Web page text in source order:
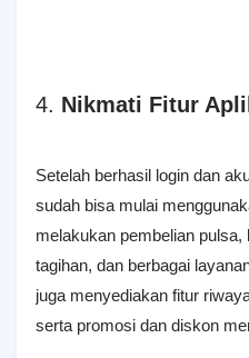
4. Nikmati Fitur
Setelah berhasil login dan
sudah bisa mulai
melakukan pembelian
tagihan, dan berbagai
juga menyediakan fitur
serta promosi dan diskon